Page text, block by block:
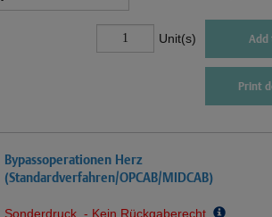
Unit(s) Add
Print
Bypassoperationen Herz
(Standardverfahren/OPCAB/MIDCAB)
Sonderdruck - Kein Rückgaberecht